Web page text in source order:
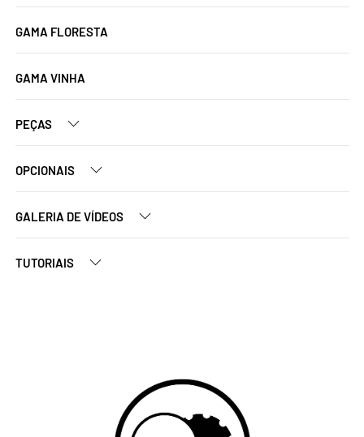
GAMA FLORESTA
GAMA VINHA
PEÇAS
OPCIONAIS
GALERIA DE VÍDEOS
TUTORIAIS